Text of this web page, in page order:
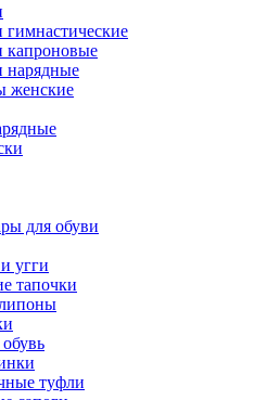
гимнастические
капроновые
нарядные
женские
для обуви
угги
тапочки
туфли